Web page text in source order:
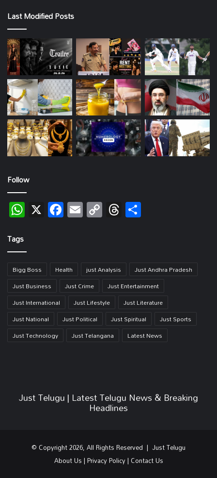
Last Modified Posts
Follow
WhatsApp
X Facebook
EmailCopy
Link
Threads
Tags
Bigg Boss Health just Analysis
Just Andhra Pradesh
Just Business
Just Crime
Just Entertainment
Just International
Just Lifestyle
Just Literature
Just National
Just Political Just Spiritual
Just Sports
Just Technology
Just Telangana Latest News
Just Telugu | Latest Telugu News & Breaking
Headlines
© Copyright 2026, All Rights Reserved | Just Telugu
About Us|Privacy Policy| Contact Us